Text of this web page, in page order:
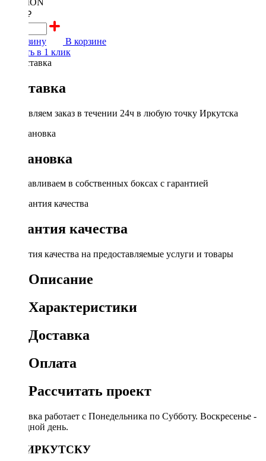
8000 ₽
В корзину
В корзине
Купить в 1 клик
Доставка
Доставляем заказ в течении 24ч в любую точку Иркутска
Установка
Устанавливаем в собственных боксах с гарантией
Гарантия качества
Гарантия качества на предоставляемые услуги и товары
Описание
Характеристики
Доставка
Оплата
Рассчитать проект
Доставка работает с Понедельника по Субботу. Воскресенье -
выходной день.
ПО ИРКУТСКУ